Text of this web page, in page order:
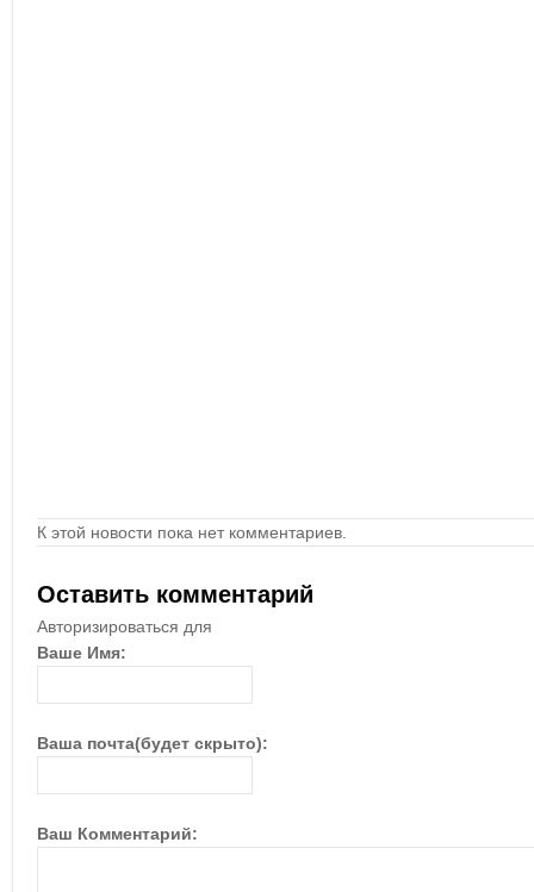
К этой новости пока нет комментариев.
Оставить комментарий
Авторизироваться для
Ваше Имя:
Ваша почта(будет скрыто):
Ваш Комментарий: